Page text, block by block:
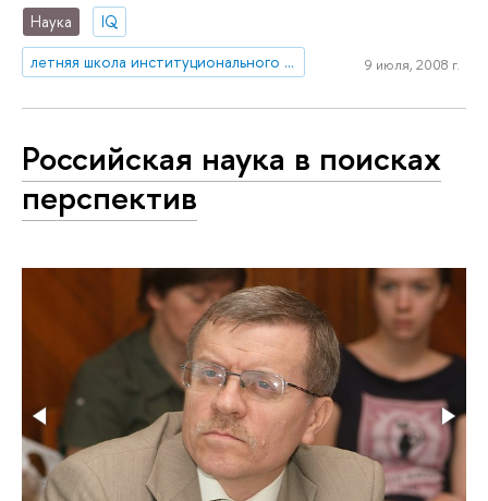
Наука
IQ
летняя школа институционального анализа
9 июля, 2008 г.
Российская наука в поисках
перспектив